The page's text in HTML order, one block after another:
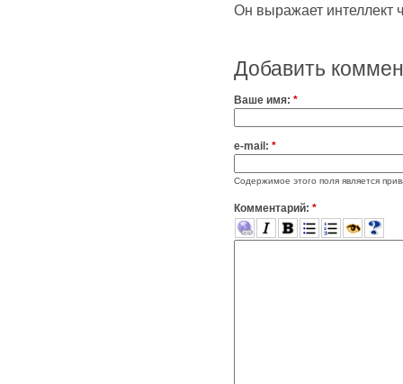
Он выражает интеллект
Добавить
Ваше имя: *
e-mail: *
Содержимое этого поля является
Комментарий: *